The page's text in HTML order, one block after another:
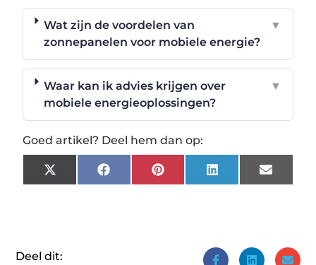
Wat zijn de voordelen van
zonnepanelen voor mobiele energie?
▼
Waar kan ik advies krijgen over
mobiele energieoplossingen?
▼
Goed artikel? Deel hem dan op:
X
(Twitter)
FacebookPinterestLinkedInEmail
Deel dit: